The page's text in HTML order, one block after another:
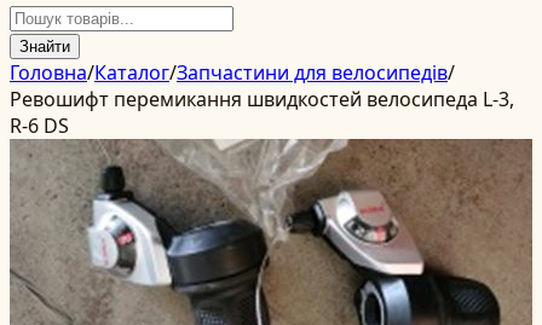
Знайти
Головна/Каталог/Запчастини для велосипедів/
Ревошифт перемикання швидкостей велосипеда L-3,
R-6 DS